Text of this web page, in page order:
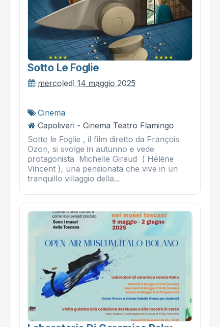
Sotto Le Foglie
mercoledì 14 maggio 2025
Cinema
Capoliveri - Cinema Teatro Flamingo
Sotto le Foglie , il film diretto da François
Ozon, si svolge in autunno e vede
protagonista Michelle Giraud ( Hélène
Vincent ), una pensionata che vive in un
tranquillo villaggio della...